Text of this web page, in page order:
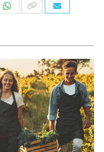
Share